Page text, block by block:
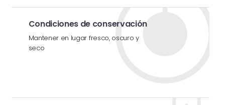
Condiciones de conservación
Mantener en lugar fresco, oscuro y
seco